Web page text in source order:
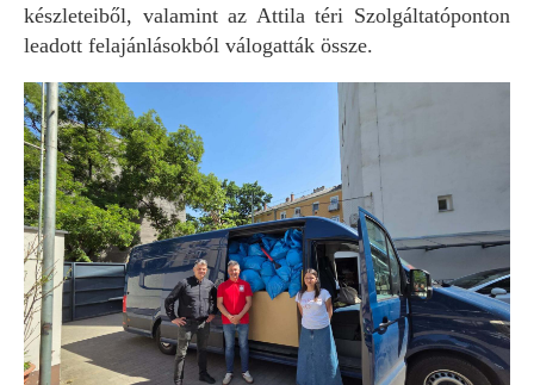
készleteiből, valamint az Attila téri Szolgáltatóponton
leadott felajánlásokból válogatták össze.